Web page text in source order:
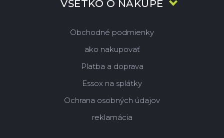
VŠETKO O NÁKUPE
Obchodné podmienky
ako nakupovať
Platba a doprava
Essox na splátky
Ochrana osobných údajov
reklamácia